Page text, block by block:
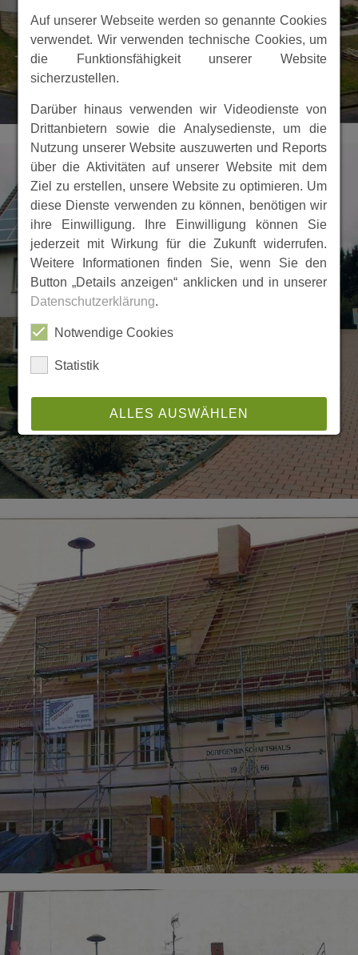
Auf unserer Webseite werden so genannte Cookies
verwendet. Wir verwenden technische Cookies, um
die Funktionsfähigkeit unserer Website
sicherzustellen.
Darüber hinaus verwenden wir Videodienste von
Drittanbietern sowie die Analysedienste, um die
Nutzung unserer Website auszuwerten und Reports
über die Aktivitäten auf unserer Website mit dem
Ziel zu erstellen, unsere Website zu optimieren. Um
diese Dienste verwenden zu können, benötigen wir
ihre Einwilligung. Ihre Einwilligung können Sie
jederzeit mit Wirkung für die Zukunft widerrufen.
Weitere Informationen finden Sie, wenn Sie den
Button „Details anzeigen“ anklicken und in unserer
Datenschutzerklärung.
Notwendige Cookies
Statistik
ALLES AUSWÄHLEN
ABLEHNEN
SPEICHERN
Impressum |Datenschutz